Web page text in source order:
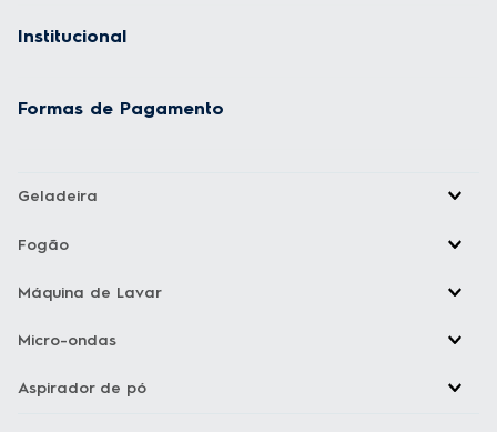
Institucional
Formas de Pagamento
Geladeira
Fogão
Máquina de Lavar
Micro-ondas
Aspirador de pó